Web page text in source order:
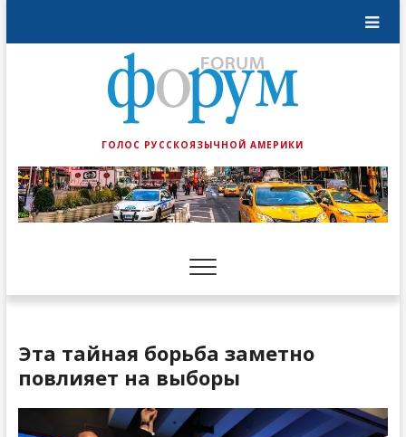
ГОЛОС РУССКОЯЗЫЧНОЙ АМЕРИКИ
Эта тайная борьба заметно
повлияет на выборы